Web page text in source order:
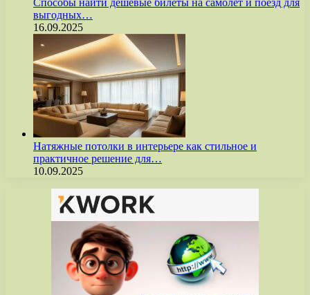
выгодных…
16.09.2025
Натяжные потолки в интерьере как стильное и
практичное решение для…
10.09.2025